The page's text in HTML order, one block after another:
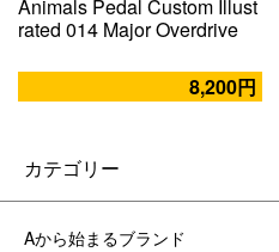
Animals Pedal Custom Illust
rated 014 Major Overdrive
8,200円
カテゴリー
Aから始まるブランド